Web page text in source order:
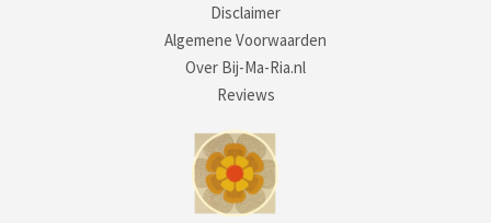
Disclaimer
Algemene Voorwaarden
Over Bij-Ma-Ria.nl
Reviews